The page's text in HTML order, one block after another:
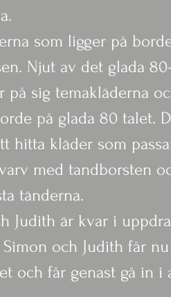
som ligger på
Njut av det glada
på sig temakläderna
på glada 80 talet.
hitta kläder som
med tandborsten
tänderna.
Judith är kvar i
Simon och Judith får
och får genast gå in